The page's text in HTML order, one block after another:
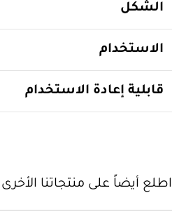
الشكل
الاستخدام
قابلية إعادة الاستخدام
اطلع أيضاً على منتجاتنا